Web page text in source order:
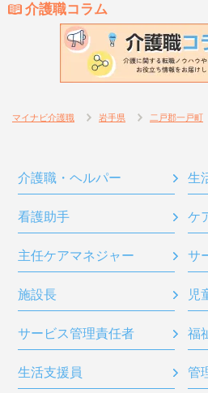
介護職コラム
マイナビ介護職 岩手県 二戸郡一戸町
介護職・ヘルパー 生
看護助手 ケ
主任ケアマネジャー サ
施設長 児
サービス管理責任者 福
生活支援員 管